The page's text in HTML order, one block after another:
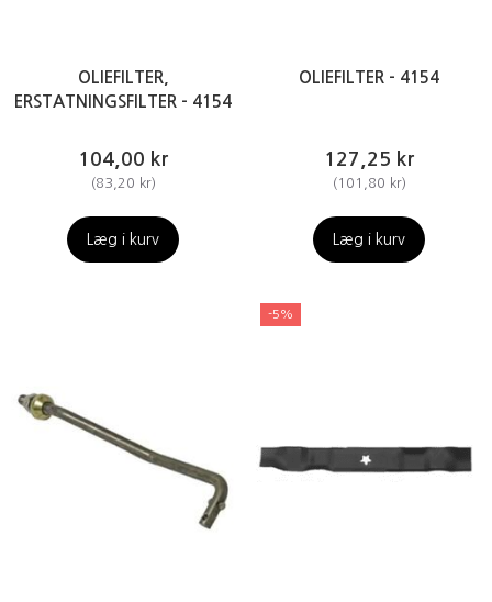
OLIEFILTER,
ERSTATNINGSFILTER - 4154
104,00 kr
(83,20 kr)
Læg i kurv
OLIEFILTER - 4154
127,25 kr
( 101,80 kr)
Læg i kurv
-5%